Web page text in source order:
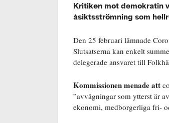
Kritiken mot demokratin
åsiktsströmning som
Den 25 februari lämnade
Slutsatserna kan enkelt
delegerade ansvaret till
Kommissionen menade att
”avvägningar som ytterst är
ekonomi, medborgerliga fri-